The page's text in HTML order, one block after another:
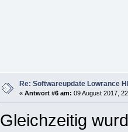
Re: Softwareupdate Lowrance
« Antwort #6 am: 09 August 2017,
Gleichzeitig